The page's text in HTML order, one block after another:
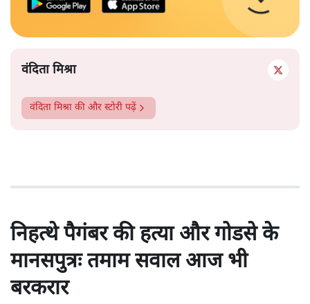
वंदिता मिश्रा
वंदिता मिश्रा की और स्टोरी पढ़ें
निहत्थे पैगंबर की हत्या और गोडसे के
मानसपुत्रः तमाम सवाल आज भी
बरकरार